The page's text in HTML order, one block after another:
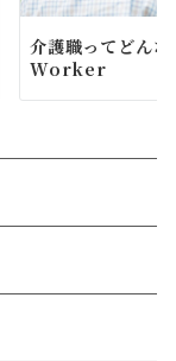
介護職ってどん
Worker